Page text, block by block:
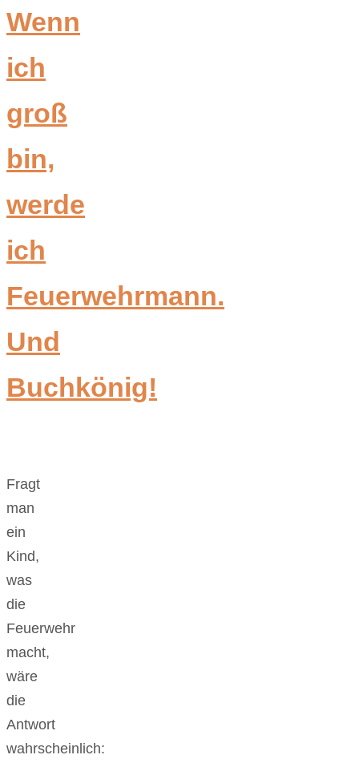
Wenn
ich
groß
bin,
werde
ich
Feuerwehrmann.
Und
Buchkönig!
Fragt
man
ein
Kind,
was
die
Feuerwehr
macht,
wäre
die
Antwort
wahrscheinlich: